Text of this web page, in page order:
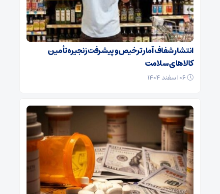
انتشار شفاف آمار ترخیص و پیشرفت زنجیره تأمین
کالاهای سلامت